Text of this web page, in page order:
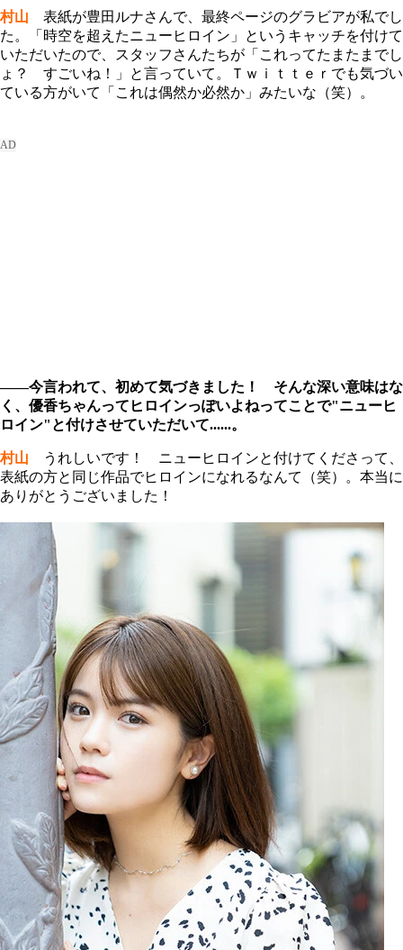
村山 表紙が豊田ルナさんで、最終ページのグラビアが私でし
た。「時空を超えたニューヒロイン」というキャッチを付けて
いただいたので、スタッフさんたちが「これってたまたまでし
ょ？ すごいね！」と言っていて。Ｔｗｉｔｔｅｒでも気づい
ている方がいて「これは偶然か必然か」みたいな（笑）。
――今言われて、初めて気づきました！ そんな深い意味はな
く、優香ちゃんってヒロインっぽいよねってことで"ニューヒ
ロイン"と付けさせていただいて......。
村山
うれしいです！ ニューヒロインと付けてくださって、
表紙の方と同じ作品でヒロインになれるなんて（笑）。本当に
ありがとうございました！